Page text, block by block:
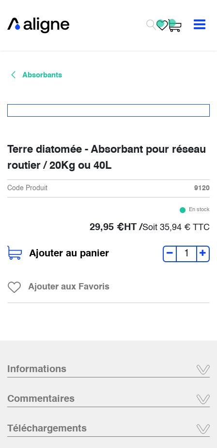
Absorbants
Terre diatomée - Absorbant pour réseau
routier / 20Kg ou 40L
Code Produit 9120
En stock
29,95 €HT /Soit 35,94 € TTC
Ajouter au panier
Ajouter aux Favoris
Informations
Commentaires
Téléchargements